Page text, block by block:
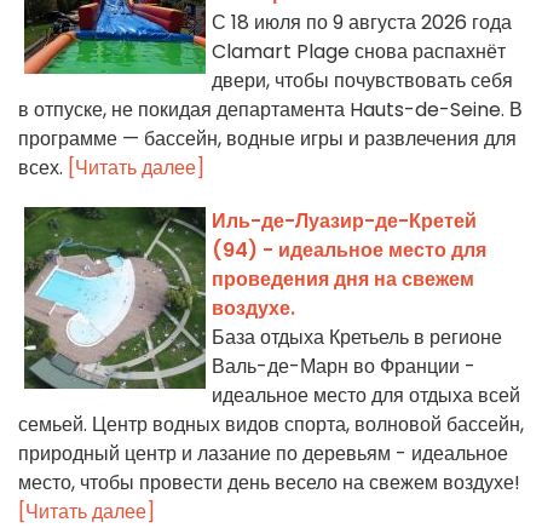
С 18 июля по 9 августа 2026 года
Clamart Plage снова распахнёт
двери, чтобы почувствовать себя
в отпуске, не покидая департамента Hauts-de-Seine. В
программе — бассейн, водные игры и развлечения для
всех. [Читать далее]
Иль-де-Луазир-де-Кретей
(94) - идеальное место для
проведения дня на свежем
воздухе.
База отдыха Кретьель в регионе
Валь-де-Марн во Франции -
идеальное место для отдыха всей
семьей. Центр водных видов спорта, волновой бассейн,
природный центр и лазание по деревьям - идеальное
место, чтобы провести день весело на свежем воздухе!
[Читать далее]